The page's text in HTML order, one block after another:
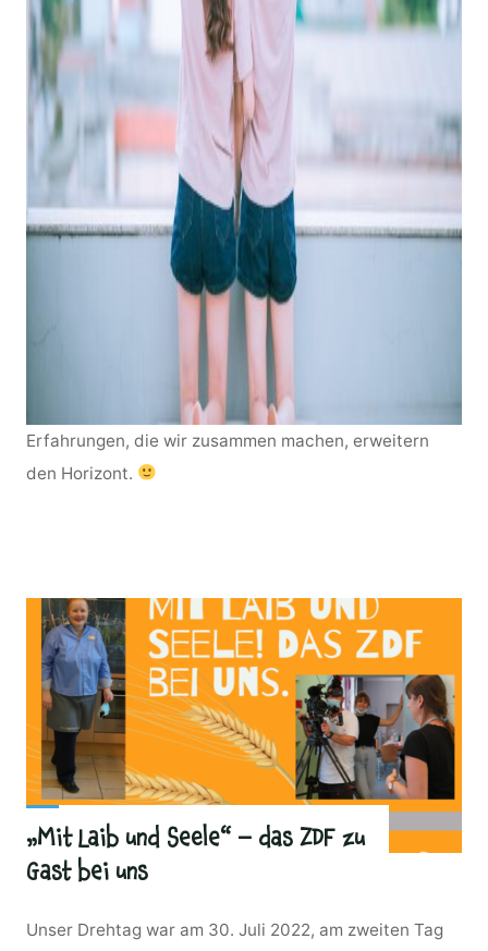
Erfahrungen, die wir zusammen machen, erweitern
den Horizont.
„Mit Laib und Seele“ – das ZDF zu
Gast bei uns
Unser Drehtag war am 30. Juli 2022, am zweiten Tag